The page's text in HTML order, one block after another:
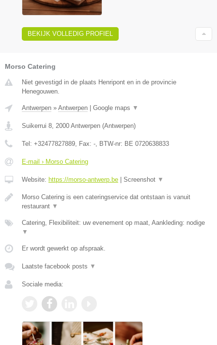
BEKIJK VOLLEDIG PROFIEL
Morso Catering
Niet gevestigd in de plaats Henripont en in de provincie
Henegouwen.
Antwerpen » Antwerpen Google maps ▼
Suikerrui 8, 2000 Antwerpen (Antwerpen)
Tel: +32477827889, Fax: -, BTW-nr: BE 0720638833
E-mail › Morso Catering
Website: https://morso-antwerp.be Screenshot ▼
Morso Catering is een cateringservice dat ontstaan is vanuit
restaurant ▼
Catering, Flexibiliteit: uw evenement op maat, Aankleding: nodige
▼
Er wordt gewerkt op afspraak.
Laatste facebook posts ▼
Sociale media: